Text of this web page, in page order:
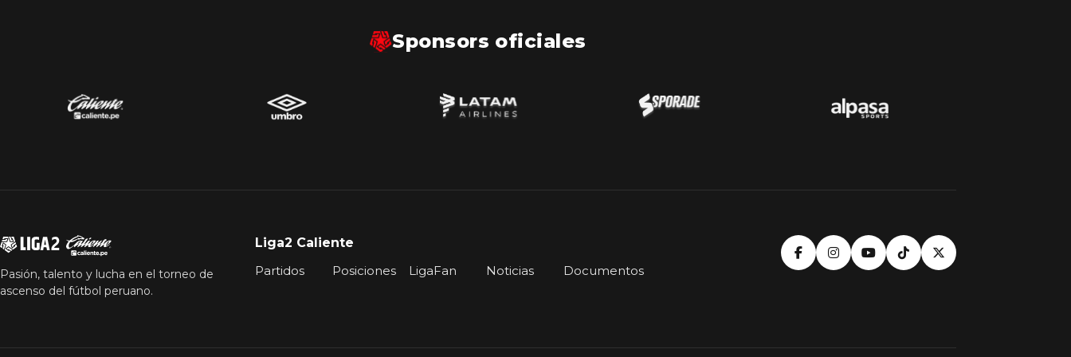
Sponsors oficiales
Pasión, talento y lucha en el torneo de
ascenso del fútbol peruano.
Liga2 Caliente
Partidos
Posiciones LigaFan Noticias Documentos